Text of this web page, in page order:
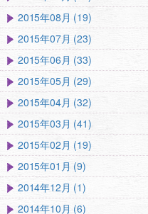
2015年08月 (19)
2015年07月 (23)
2015年06月 (33)
2015年05月 (29)
2015年04月 (32)
2015年03月 (41)
2015年02月 (19)
2015年01月 (9)
2014年12月 (1)
2014年10月 (6)